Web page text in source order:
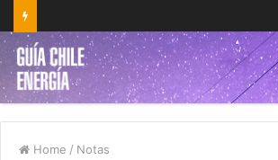
Home / Notas